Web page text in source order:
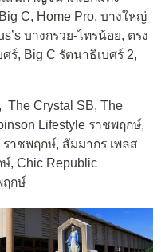
C, Home Pro, บางใหญ่
บางกรวย-ไทรน้อย, ตรง
ร์, Big C รัตนาธิเบศร์ 2,
The Crystal SB, The
Lifestyle ราชพฤกษ์,
ราชพฤกษ์, สัมมากร เพลส
, Chic Republic
ฤกษ์